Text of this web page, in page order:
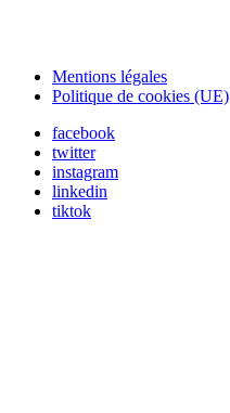
Mentions légales
Politique de cookies (UE)
facebook
twitter
instagram
linkedin
tiktok